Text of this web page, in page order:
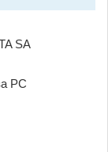
SA
PC